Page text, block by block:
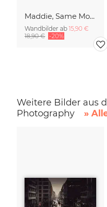
Maddie, Same Mood
Wandbilder ab 15,90 €
18,90 € -20%
Weitere Bilder aus
Photography
»